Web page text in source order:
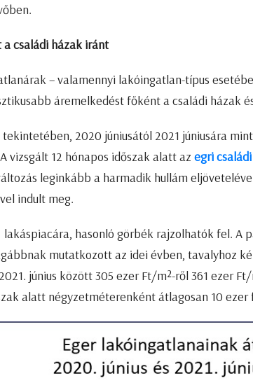
a családi házak iránt
– valamennyi lakóingatlan-típus
áremelkedést főként a családi házak
tekintetében, 2020 júniusától 2021 júniusára
vizsgált 12 hónapos időszak alatt az egri
leginkább a harmadik hullám
indult meg.
hasonló görbék rajzolhatók fel. A
mutatkozott az idei évben, tavalyhoz
június között 305 ezer Ft/m²-ről 361 ezer
alatt négyzetméterenként átlagosan 10